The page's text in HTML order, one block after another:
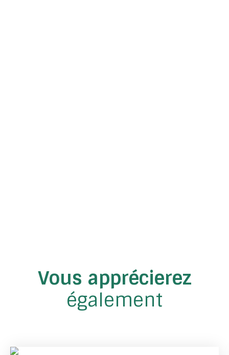
Vous apprécierez
également